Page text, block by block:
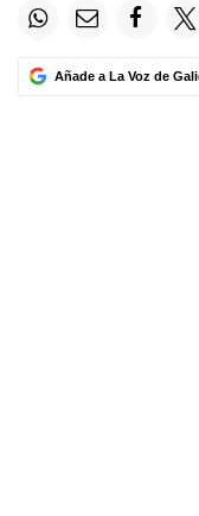
Añade a La Voz de